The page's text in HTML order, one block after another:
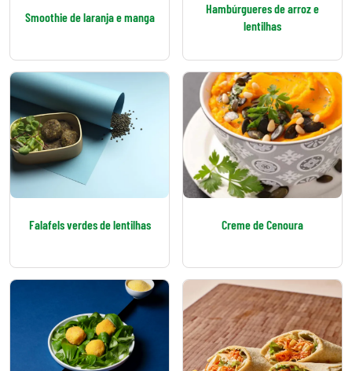
Smoothie de laranja e manga
Hambúrgueres de arroz e
lentilhas
Falafels verdes de lentilhas Creme de Cenoura